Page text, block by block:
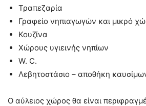
Τραπεζαρία
Γραφείο νηπιαγωγών και μικρό
Κουζίνα
Χώρους υγιεινής νηπίων
W. C.
Λεβητοστάσιο – αποθήκη
Ο αύλειος χώρος θα είναι